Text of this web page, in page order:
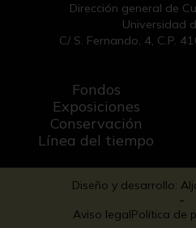
Dirección general de
Universidad
C/ S. Fernando, 4, C.P.
Fondos
Exposiciones
Conservación
Línea del tiempo
Diseño y desarrollo:
-
Aviso legalPolítica de